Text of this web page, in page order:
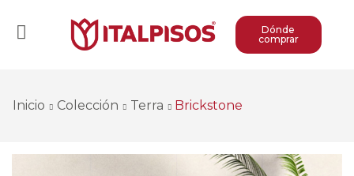
Dónde
comprar
Inicio Colección Terra Brickstone